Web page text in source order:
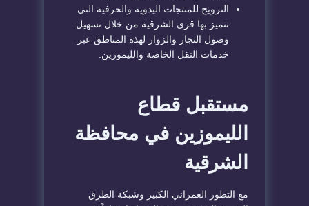
​الترويج للمنتجات اليدوية والحرفية التي
تتميز بها قرى الشرقية من خلال تسهيل
وصول التجار والزوار لهذه المناطق عبر
خدمات النقل الخاصة والليموزين.
​مستقبل قطاع
الليموزين في محافظة
الشرقية
​مع التطور العمراني الكبير وشبكة الطرق